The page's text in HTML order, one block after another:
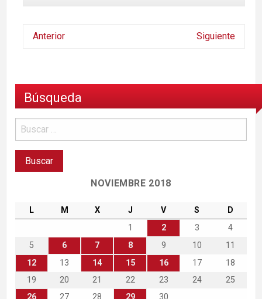
Anterior Siguiente
Búsqueda
NOVIEMBRE 2018
L M X J V S
D
1
2 3
4
5
6 7 8 9 10
11
12
13 14 15 16 17
18
19
20 21 22 23 24
25
26
27 28 29 30